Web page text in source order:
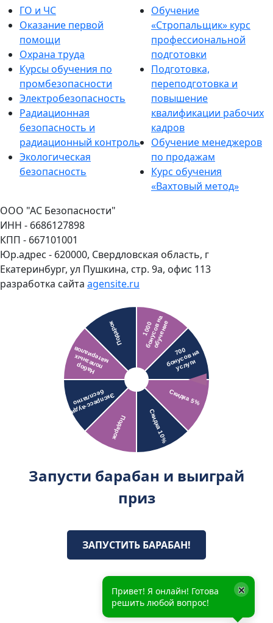
ГО и ЧС
Оказание первой
помощи
Охрана труда
Курсы обучения по
промбезопасности
Электробезопасность
Радиационная
безопасность и
радиационный контроль
Экологическая
безопасность
Обучение
«Стропальщик» курс
профессиональной
подготовки
Подготовка,
переподготовка и
повышение
квалификации рабочих
кадров
Обучение менеджеров
по продажам
Курс обучения
«Вахтовый метод»
ООО "АС Безопасности"
ИНН - 6686127898
КПП - 667101001
Юр.адрес - 620000, Свердловская область, г
Екатеринбург, ул Пушкина, стр. 9а, офис 113
разработка сайта agensite.ru
Запусти барабан и выиграй
приз
ЗАПУСТИТЬ БАРАБАН!
Привет! Я онлайн! Готова
решить любой вопрос!
×